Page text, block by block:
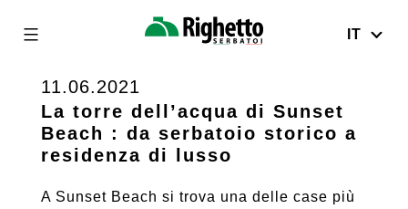
content
Righetto
IT
11.06.2021
La torre dell’acqua di Sunset
Beach : da serbatoio storico a
residenza di lusso
A Sunset Beach si trova una delle case più